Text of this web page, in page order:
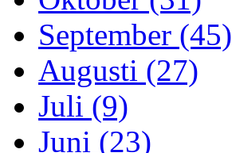
September (45)
Augusti (27)
Juli (9)
Juni (23)